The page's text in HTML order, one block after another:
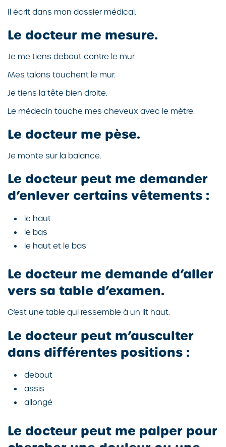
Il écrit dans mon dossier médical.
Le docteur me mesure.
Je me tiens debout contre le mur.
Mes talons touchent le mur.
Je tiens la tête bien droite.
Le médecin touche mes cheveux avec le mètre.
Le docteur me pèse.
Je monte sur la balance.
Le docteur peut me demander
d’enlever certains vêtements :
le haut
le bas
le haut et le bas
Le docteur me demande d’aller
vers sa table d’examen.
C’est une table qui ressemble à un lit haut.
Le docteur peut m’ausculter
dans différentes positions :
debout
assis
allongé
Le docteur peut me palper pour